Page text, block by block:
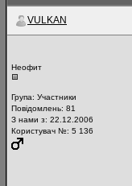
VULKAN
Неофит
Група: Участники
Повідомлень: 81
З нами з: 22.12.2006
Користувач №: 5 136